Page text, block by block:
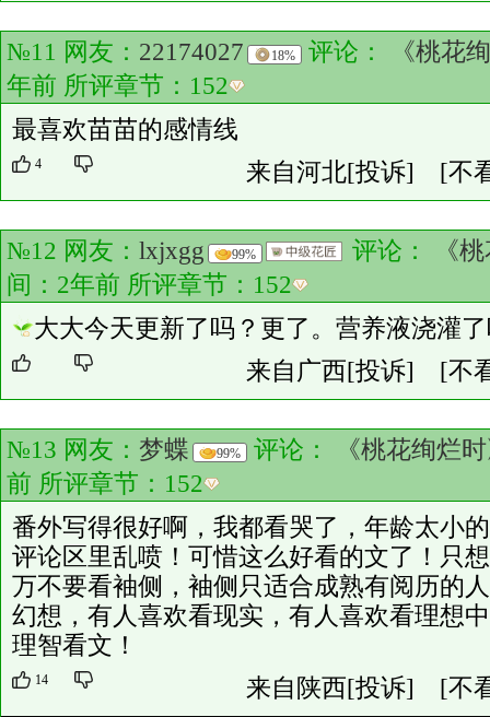
№11 网友： 22174027 18% 评论：
《桃花
年前 所评章节： 152
最喜欢苗苗的感情线
4 来自河北[投诉] [不
№12 网友： lxjxgg 99% 评论：
《
间：2年前 所评章节： 152
大大今天更新了吗？更了。营养液浇灌
来自广西[投诉] [不
№13 网友： 梦蝶 99% 评论：
《桃花绚烂
前 所评章节： 152
番外写得很好啊，我都看哭了，年龄太小
评论区里乱喷！可惜这么好看的文了！只
万不要看袖侧，袖侧只适合成熟有阅历的
幻想，有人喜欢看现实，有人喜欢看理想
理智看文！
14 来自陕西[投诉] [不